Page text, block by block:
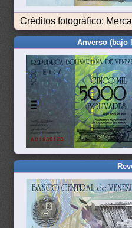
Créditos fotográfico:
Anverso (bajo